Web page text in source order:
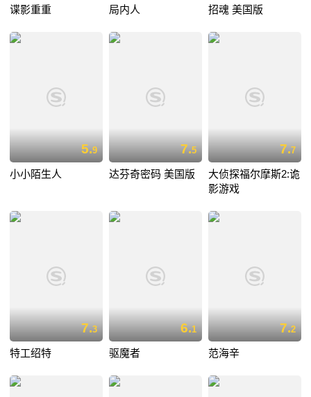
谍影重重 局内人 招魂 美国版
5.9
小小陌生人
7.5
达芬奇密码 美国版
7.7
大侦探福尔摩斯2:诡
影游戏
7.3
特工绍特
6.1
驱魔者
7.2
范海辛